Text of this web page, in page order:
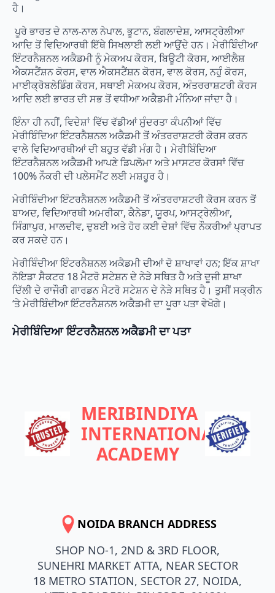
ਹੈ।
ਪੂਰੇ ਭਾਰਤ ਦੇ ਨਾਲ-ਨਾਲ ਨੇਪਾਲ, ਭੂਟਾਨ, ਬੰਗਲਾਦੇਸ਼, ਆਸਟ੍ਰੇਲੀਆ
ਆਦਿ ਤੋਂ ਵਿਦਿਆਰਥੀ ਇੱਥੇ ਸਿਖਲਾਈ ਲਈ ਆਉਂਦੇ ਹਨ। ਮੇਰੀਬਿੰਦੀਆ
ਇੰਟਰਨੈਸ਼ਨਲ ਅਕੈਡਮੀ ਨੂੰ ਮੇਕਅਪ ਕੋਰਸ, ਬਿਊਟੀ ਕੋਰਸ, ਆਈਲੈਸ਼
ਐਕਸਟੈਂਸ਼ਨ ਕੋਰਸ, ਵਾਲ ਐਕਸਟੈਂਸ਼ਨ ਕੋਰਸ, ਵਾਲ ਕੋਰਸ, ਨਹੁੰ ਕੋਰਸ,
ਮਾਈਕ੍ਰੋਬਲੇਡਿੰਗ ਕੋਰਸ, ਸਥਾਈ ਮੇਕਅਪ ਕੋਰਸ, ਅੰਤਰਰਾਸ਼ਟਰੀ ਕੋਰਸ
ਆਦਿ ਲਈ ਭਾਰਤ ਦੀ ਸਭ ਤੋਂ ਵਧੀਆ ਅਕੈਡਮੀ ਮੰਨਿਆ ਜਾਂਦਾ ਹੈ।
ਇੰਨਾ ਹੀ ਨਹੀਂ, ਵਿਦੇਸ਼ਾਂ ਵਿੱਚ ਵੱਡੀਆਂ ਸੁੰਦਰਤਾ ਕੰਪਨੀਆਂ ਵਿੱਚ
ਮੇਰੀਬਿੰਦਿਆ ਇੰਟਰਨੈਸ਼ਨਲ ਅਕੈਡਮੀ ਤੋਂ ਅੰਤਰਰਾਸ਼ਟਰੀ ਕੋਰਸ ਕਰਨ
ਵਾਲੇ ਵਿਦਿਆਰਥੀਆਂ ਦੀ ਬਹੁਤ ਵੱਡੀ ਮੰਗ ਹੈ। ਮੇਰੀਬਿੰਦਿਆ
ਇੰਟਰਨੈਸ਼ਨਲ ਅਕੈਡਮੀ ਆਪਣੇ ਡਿਪਲੋਮਾ ਅਤੇ ਮਾਸਟਰ ਕੋਰਸਾਂ ਵਿੱਚ
100% ਨੌਕਰੀ ਦੀ ਪਲੇਸਮੈਂਟ ਲਈ ਮਸ਼ਹੂਰ ਹੈ।
ਮੇਰੀਬਿੰਦੀਆ ਇੰਟਰਨੈਸ਼ਨਲ ਅਕੈਡਮੀ ਤੋਂ ਅੰਤਰਰਾਸ਼ਟਰੀ ਕੋਰਸ ਕਰਨ ਤੋਂ
ਬਾਅਦ, ਵਿਦਿਆਰਥੀ ਅਮਰੀਕਾ, ਕੈਨੇਡਾ, ਯੂਰਪ, ਆਸਟ੍ਰੇਲੀਆ,
ਸਿੰਗਾਪੁਰ, ਮਾਲਦੀਵ, ਦੁਬਈ ਅਤੇ ਹੋਰ ਕਈ ਦੇਸ਼ਾਂ ਵਿੱਚ ਨੌਕਰੀਆਂ ਪ੍ਰਾਪਤ
ਕਰ ਸਕਦੇ ਹਨ।
ਮੇਰੀਬਿੰਦੀਆ ਇੰਟਰਨੈਸ਼ਨਲ ਅਕੈਡਮੀ ਦੀਆਂ ਦੋ ਸ਼ਾਖਾਵਾਂ ਹਨ; ਇੱਕ ਸ਼ਾਖਾ
ਨੋਇਡਾ ਸੈਕਟਰ 18 ਮੈਟਰੋ ਸਟੇਸ਼ਨ ਦੇ ਨੇੜੇ ਸਥਿਤ ਹੈ ਅਤੇ ਦੂਜੀ ਸ਼ਾਖਾ
ਦਿੱਲੀ ਦੇ ਰਾਜੌਰੀ ਗਾਰਡਨ ਮੈਟਰੋ ਸਟੇਸ਼ਨ ਦੇ ਨੇੜੇ ਸਥਿਤ ਹੈ। ਤੁਸੀਂ ਸਕ੍ਰੀਨ
‘ਤੇ ਮੇਰੀਬਿੰਦੀਆ ਇੰਟਰਨੈਸ਼ਨਲ ਅਕੈਡਮੀ ਦਾ ਪੂਰਾ ਪਤਾ ਵੇਖੋਗੇ।
ਮੇਰੀਬਿੰਦਿਆ ਇੰਟਰਨੈਸ਼ਨਲ ਅਕੈਡਮੀ ਦਾ ਪਤਾ
MERIBINDIYA
INTERNATIONAL
ACADEMY
NOIDA BRANCH ADDRESS
SHOP NO-1, 2ND & 3RD FLOOR,
SUNEHRI MARKET ATTA, NEAR SECTOR
18 METRO STATION, SECTOR 27, NOIDA,